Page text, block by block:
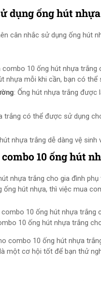
dụng ống hút
cân nhắc sử dụng ống hút
combo 10 ống hút nhựa trắng
nhựa mỗi khi cần, bạn có
: Ống hút nhựa trắng được
trắng có thể được sử dụng
nhựa trắng dễ dàng vệ
10 ống hút
nhựa trắng cho gia đình
ống hút nhựa, thì việc mua
10 ống hút nhựa trắng
combo 10 ống hút nhựa
một cơ hội tốt để bạn thử